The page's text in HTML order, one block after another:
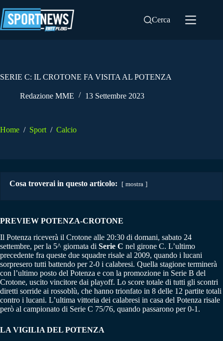
al
contenuto
Cerca
SERIE C: IL CROTONE FA VISITA AL POTENZA
Redazione MME 13 Settembre 2023
Home / Sport / Calcio
Cosa troverai in questo articolo: mostra
PREVIEW POTENZA-CROTONE
Il Potenza riceverà il Crotone alle 20:30 di domani, sabato 24
settembre, per la 5^ giornata di Serie C nel girone C. L’ultimo
precedente fra queste due squadre risale al 2009, quando i lucani
sorpresero tutti battendo per 2-0 i calabresi. Quella stagione terminerà
con l’ultimo posto del Potenza e con la promozione in Serie B del
Crotone, uscito vincitore dai playoff. Lo score totale di tutti gli scontri
diretti sorride ai rossoblù, che hanno trionfato in 8 delle 12 partite totali
contro i lucani. L’ultima vittoria dei calabresi in casa del Potenza risale
però al campionato di Serie C 75/76, quando passarono per 0-1.
LA VIGILIA DEL POTENZA